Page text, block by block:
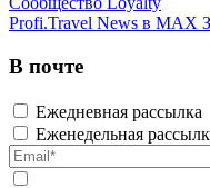
Profi.Travel News в MAX
В почте
Ежедневная рассылка
Еженедельная